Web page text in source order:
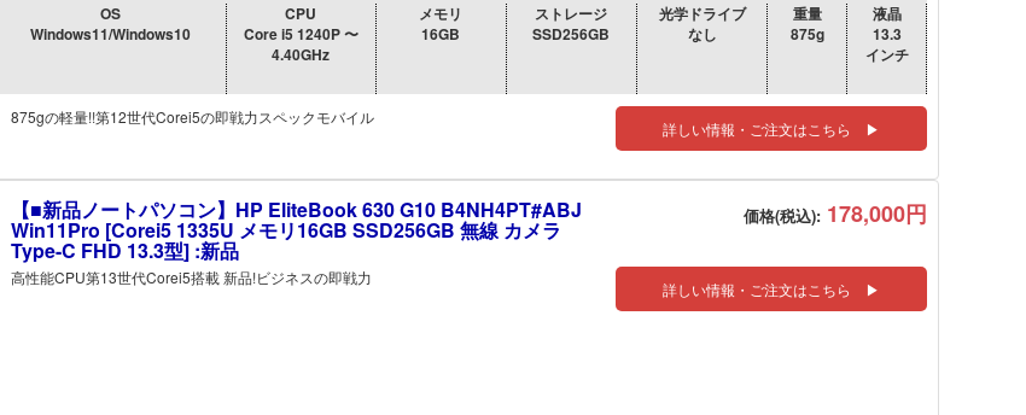
OS
Windows11/Windows10
CPU
Core i5 1240P 〜
4.40GHz
メモリ
16GB
ストレージ
SSD256GB
光学ドライブ
なし
重量
875g
液晶
13.3
インチ
875gの軽量!!第12世代Corei5の即戦力スペックモバイル
詳しい情報・ご注文はこちら ▶
【■新品ノートパソコン】HP EliteBook 630 G10 B4NH4PT#ABJ
Win11Pro [Corei5 1335U メモリ16GB SSD256GB 無線 カメラ
Type-C FHD 13.3型] :新品
価格(税込): 178,000円
高性能CPU第13世代Corei5搭載 新品!ビジネスの即戦力
詳しい情報・ご注文はこちら ▶